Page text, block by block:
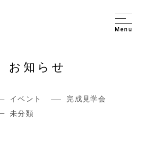
Menu
お知らせ
イベント
完成見学会
未分類